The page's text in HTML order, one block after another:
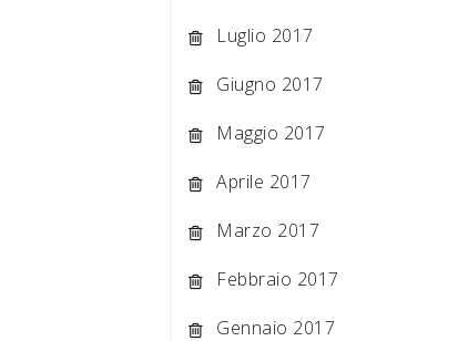
Luglio 2017
Giugno 2017
Maggio 2017
Aprile 2017
Marzo 2017
Febbraio 2017
Gennaio 2017